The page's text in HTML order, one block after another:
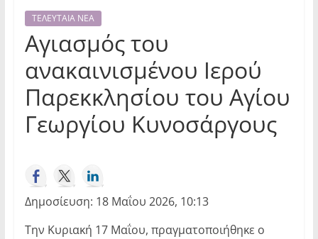
ΤΕΛΕΥΤΑΙΑ ΝΕΑ
Αγιασμός του
ανακαινισμένου Ιερού
Παρεκκλησίου του Αγίου
Γεωργίου Κυνοσάργους
Δημοσίευση: 18 Μαΐου 2026, 10:13
Την Κυριακή 17 Μαΐου, πραγματοποιήθηκε ο